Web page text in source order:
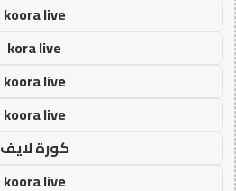
koora live
kora live
koora live
koora live
كورة لايف
koora live